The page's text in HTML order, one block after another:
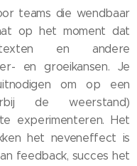
teams die wendbaar
op het moment dat
en andere
en groeikansen. Je
om op een
de weerstand)
experimenteren. Het
het neveneffect is
feedback, succes het